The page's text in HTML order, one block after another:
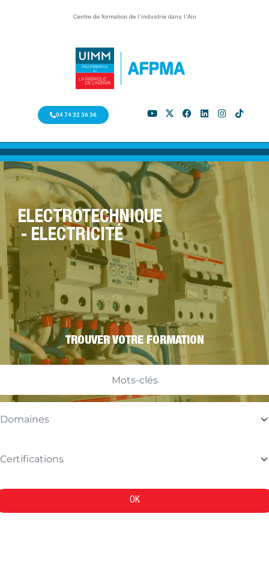
Centre de formation de l’industrie dans l’Ain
04 74 32 36 36
ELECTROTECHNIQUE
- ELECTRICITÉ
TROUVER VOTRE FORMATION
OK